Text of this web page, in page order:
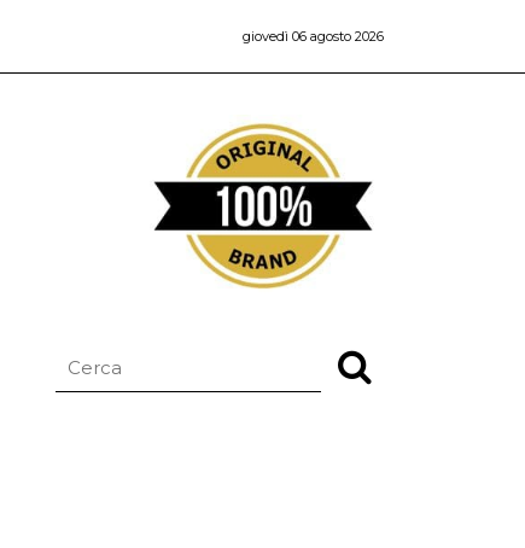
giovedì 06 agosto 2026